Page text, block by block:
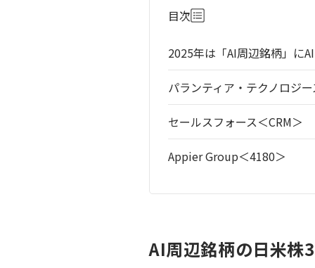
目次
2025年は「AI周辺銘柄」に
パランティア・テクノロジ
セールスフォース＜CRM＞
Appier Group＜4180＞
AI周辺銘柄の日米